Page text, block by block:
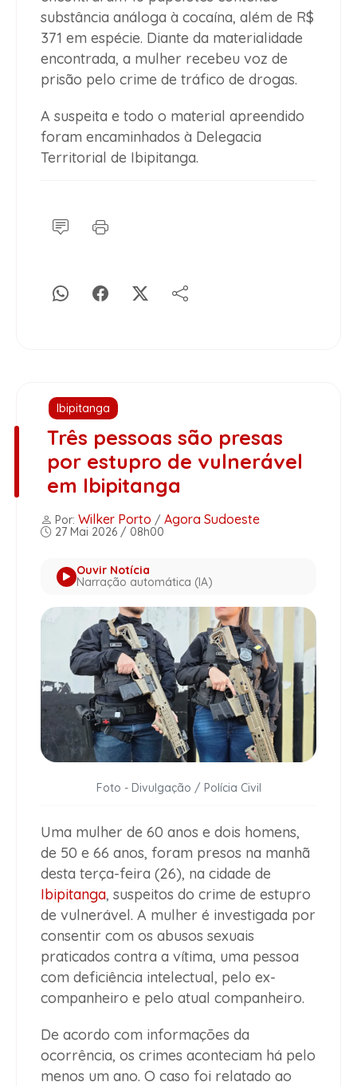
substância análoga à cocaína, além de R$
371 em espécie. Diante da materialidade
encontrada, a mulher recebeu voz de
prisão pelo crime de tráfico de drogas.
A suspeita e todo o material apreendido
foram encaminhados à Delegacia
Territorial de Ibipitanga.
Ibipitanga
Três pessoas são presas
por estupro de vulnerável
em Ibipitanga
Por: Wilker Porto / Agora Sudoeste
27 Mai 2026 / 08h00
Ouvir Notícia
Narração automática (IA)
Foto - Divulgação / Polícia Civil
Uma mulher de 60 anos e dois homens,
de 50 e 66 anos, foram presos na manhã
desta terça-feira (26), na cidade de
Ibipitanga, suspeitos do crime de estupro
de vulnerável. A mulher é investigada por
consentir com os abusos sexuais
praticados contra a vítima, uma pessoa
com deficiência intelectual, pelo ex-
companheiro e pelo atual companheiro.
De acordo com informações da
ocorrência, os crimes aconteciam há pelo
menos um ano. O caso foi relatado ao